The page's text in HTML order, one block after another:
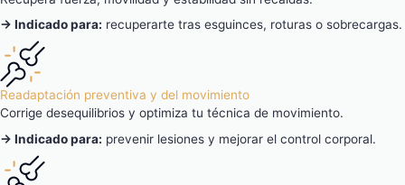
→ Indicado para: recuperarte tras esguinces, roturas o sobrecargas.
Readaptación preventiva y del movimiento
Corrige desequilibrios y optimiza tu técnica de movimiento.
→ Indicado para: prevenir lesiones y mejorar el control corporal.